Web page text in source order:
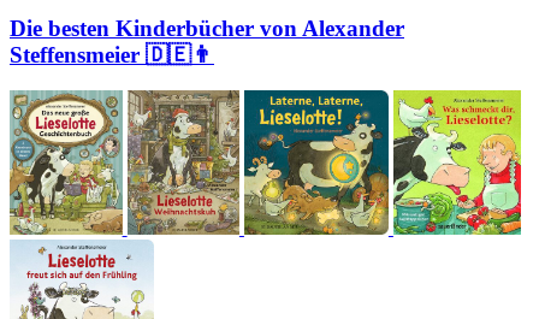
Die besten Kinderbücher von Alexander
Steffensmeier 🇩🇪👨